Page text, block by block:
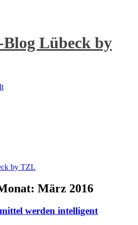
Blog Lübeck by
März 2016
werden intelligent